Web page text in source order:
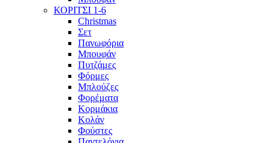
ΚΟΡΙΤΣΙ 1-6
Christmas
Σετ
Πανωφόρια
Μπουφάν
Πυτζάμες
Φόρμες
Μπλούζες
Φορέματα
Κορμάκια
Κολάν
Φούστες